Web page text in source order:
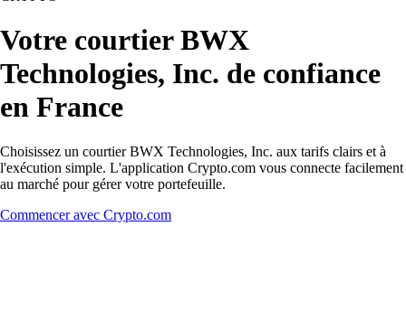
Votre courtier BWX
Technologies, Inc. de confiance
en France
Choisissez un courtier BWX Technologies, Inc. aux tarifs clairs et à
l'exécution simple. L'application Crypto.com vous connecte facilement
au marché pour gérer votre portefeuille.
Commencer avec Crypto.com